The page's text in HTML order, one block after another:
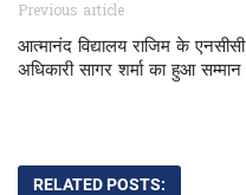
Previous article
आत्मानंद विद्यालय राजिम के एनसीसी
अधिकारी सागर शर्मा का हुआ सम्मान
RELATED POSTS: